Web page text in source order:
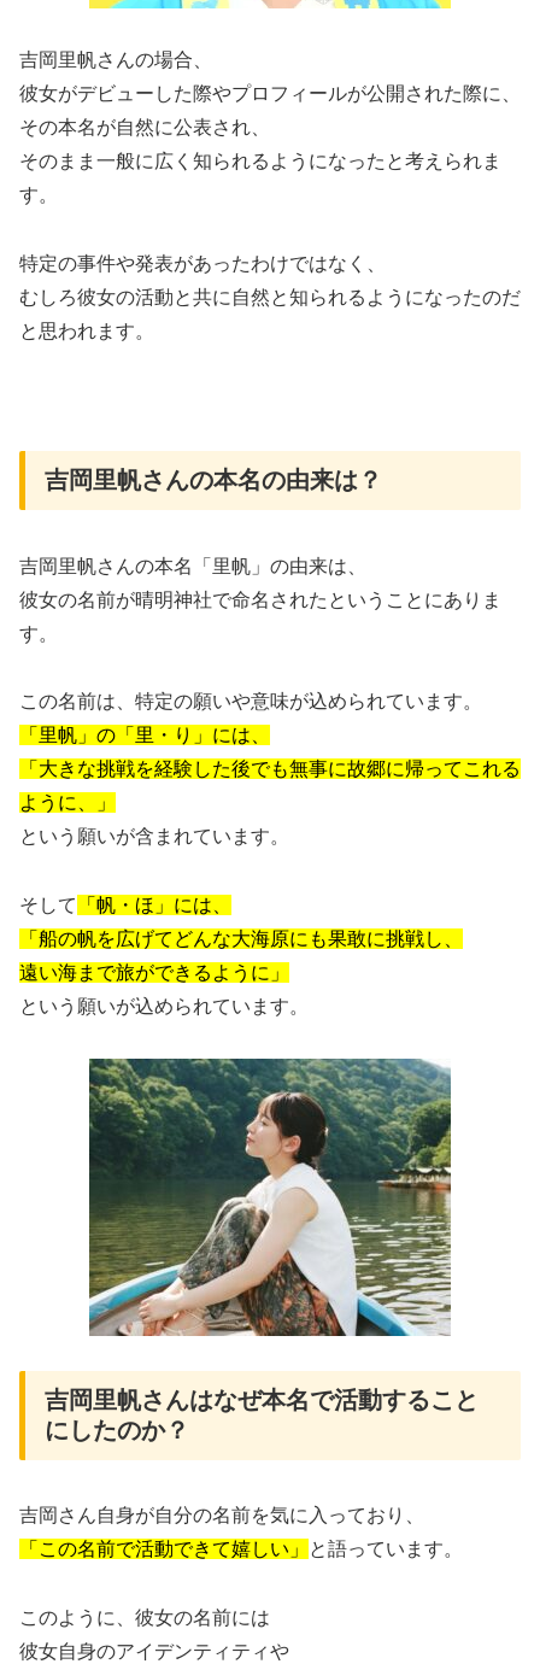
吉岡里帆さんの場合、
彼女がデビューした際やプロフィールが公開された際に、
その本名が自然に公表され、
そのまま一般に広く知られるようになったと考えられま
す。
特定の事件や発表があったわけではなく、
むしろ彼女の活動と共に自然と知られるようになったのだ
と思われます。
吉岡里帆さんの本名の由来は？
吉岡里帆さんの本名「里帆」の由来は、
彼女の名前が晴明神社で命名されたということにありま
す。
この名前は、特定の願いや意味が込められています。
「里帆」の「里・り」には、
「大きな挑戦を経験した後でも無事に故郷に帰ってこれる
ように、」
という願いが含まれています。
そして
「帆・ほ」には、
「船の帆を広げてどんな大海原にも果敢に挑戦し、
遠い海まで旅ができるように」
という願いが込められています。
吉岡里帆さんはなぜ本名で活動すること
にしたのか？
吉岡さん自身が自分の名前を気に入っており、
「この名前で活動できて嬉しい」
と語っています。
このように、彼女の名前には
彼女自身のアイデンティティや